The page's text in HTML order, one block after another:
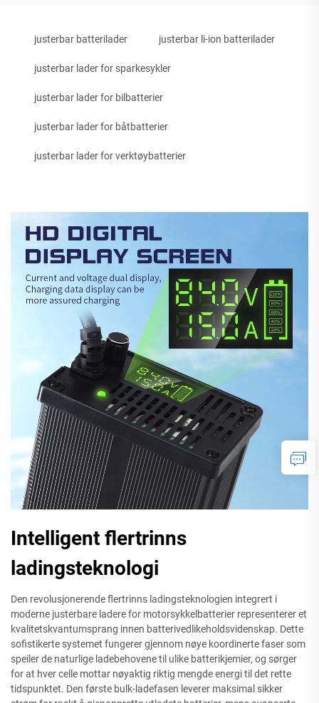
justerbar batterilader justerbar li-ion batterilader
justerbar lader for sparkesykler
justerbar lader for bilbatterier
justerbar lader for båtbatterier
justerbar lader for verktøybatterier
Intelligent flertrinns
ladingsteknologi
Den revolusjonerende flertrinns ladingsteknologien integrert i
moderne justerbare ladere for motorsykkelbatterier representerer et
kvalitetskvantumsprang innen batterivedlikeholdsvidenskap. Dette
sofistikerte systemet fungerer gjennom nøye koordinerte faser som
speiler de naturlige ladebehovene til ulike batterikjemier, og sørger
for at hver celle mottar nøyaktig riktig mengde energi til det rette
tidspunktet. Den første bulk-ladefasen leverer maksimal sikker